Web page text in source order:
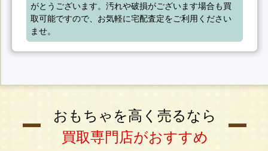
がとうございます。汚れや破損がございます場合も買
取可能ですので、お気軽に宅配査定をご利用ください
ませ。
おもちゃを高く売るなら
買取専門店がおすすめ